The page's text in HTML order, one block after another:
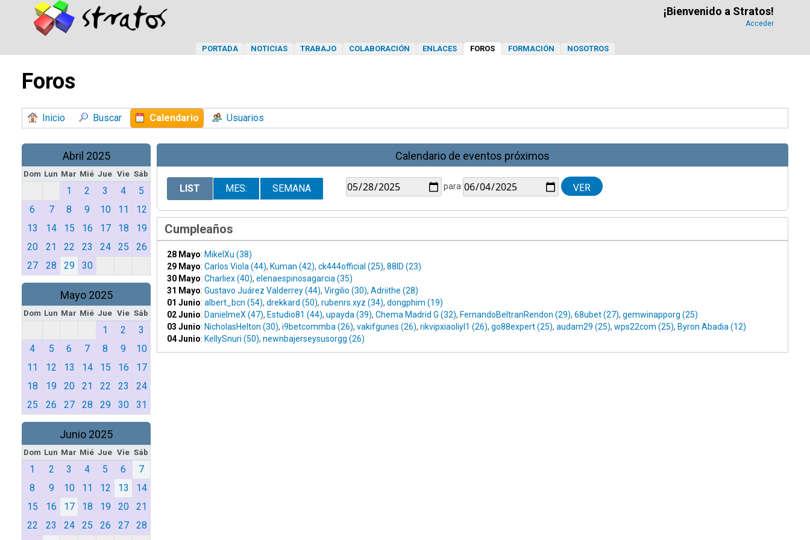
¡Bienvenido a Stratos!
Acceder
PORTADA NOTICIAS TRABAJO COLABORACIÓN ENLACES FOROS FORMACIÓN NOSOTROS
Foros
Inicio Buscar Calendario Usuarios
Abril 2025
Dom Lun Mar Mié Jue Vie Sáb
1 2 3 4
5
6
7 8 9 10 11
12
13
14 15 16 17 18
19
20
21 22 23 24 25
26
27
28 29 30
Mayo 2025
Dom Lun Mar Mié Jue Vie Sáb
1 2
3
4
5 6 7 8 9
10
11
12 13 14 15 16
17
18
19 20 21 22 23
24
25
26 27 28 29 30 31
Junio 2025
Dom Lun Mar Mié Jue Vie Sáb
1 2 3 4 5 6
7
8
9 10 11 12 13
14
15
16 17 18 19 20
21
22
23 24 25 26 27
28
Calendario de eventos próximos
LIST MES: SEMANA para
Cumpleaños
28 Mayo: MikelXu (38)
29 Mayo: Carlos Viola (44), Kuman (42), ck444official (25), 88ID (23)
30 Mayo: Charliex (40), elenaespinosagarcia (35)
31 Mayo: Gustavo Juárez Valderrey (44), Virgilio (30), Adriithe (28)
01 Junio: albert_bcn (54), drekkard (50), rubenrs.xyz (34), dongphim (19)
02 Junio: DanielmeX (47), Estudio81 (44), upayda (39), Chema Madrid G (32), FernandoBeltranRendon (29), 68ubet (27), gemwinapporg (25)
03 Junio: NicholasHelton (30), i9betcommba (26), vakifgunes (26), rikvipxiaoliyl1 (26), go88expert (25), audam29 (25), wps22com (25), Byron Abadia (12)
04 Junio: KellySnuri (50), newnbajerseysusorgg (26)